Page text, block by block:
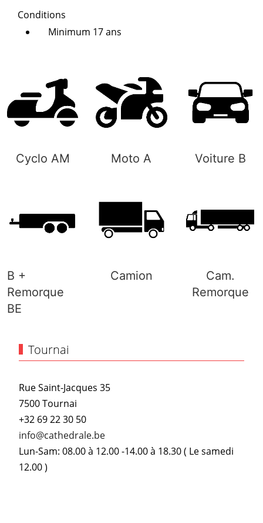
Conditions
Minimum 17 ans
Cyclo AM Moto A Voiture B
B +
Remorque
BE
Camion
Cam.
Remorque
Tournai
Rue Saint-Jacques 35
7500 Tournai
+32 69 22 30 50
info@cathedrale.be
Lun-Sam: 08.00 à 12.00 -14.00 à 18.30 ( Le samedi
12.00 )